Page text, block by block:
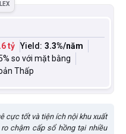
tỷ Yield: 3.3%/năm
so với mặt bằng
Thấp
cực tốt và tiện ích nội khu xuất
chậm cấp sổ hồng tại nhiều